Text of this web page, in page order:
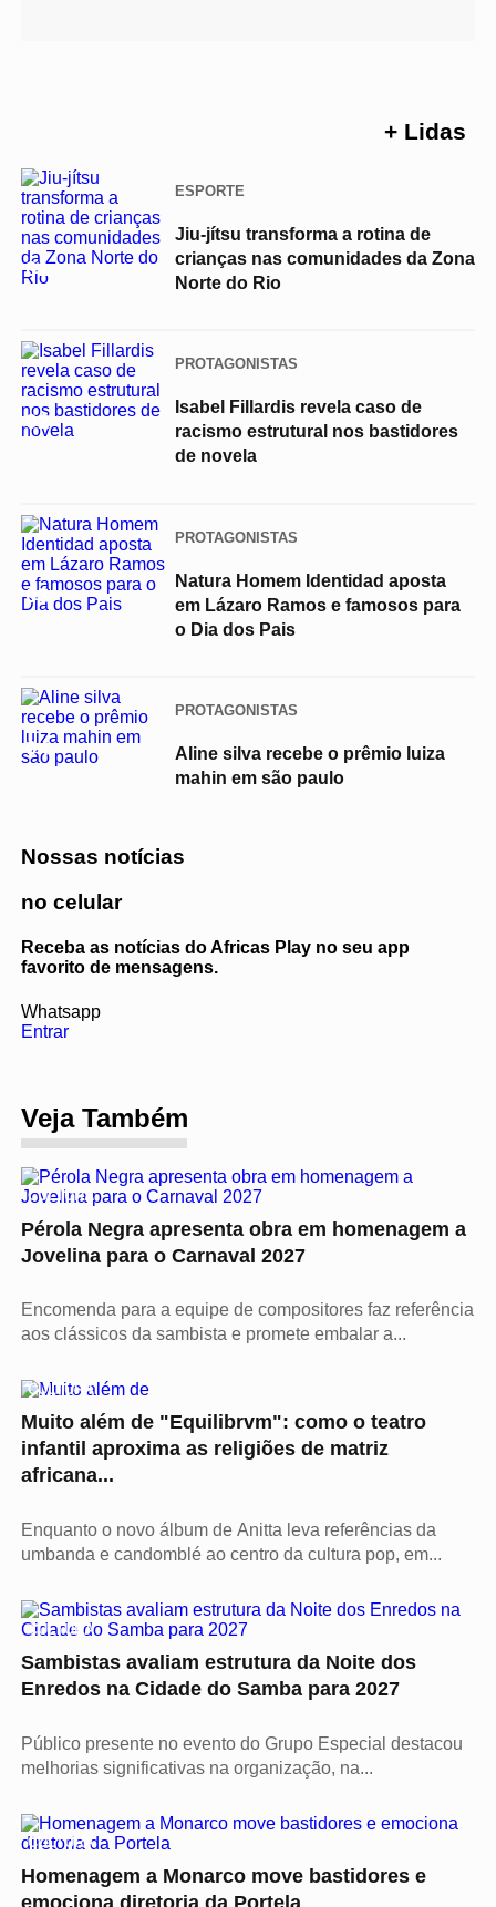
+ Lidas
01
ESPORTE
Jiu-jítsu transforma a rotina de
crianças nas comunidades da Zona
Norte do Rio
02
PROTAGONISTAS
Isabel Fillardis revela caso de
racismo estrutural nos bastidores
de novela
03
PROTAGONISTAS
Natura Homem Identidad aposta
em Lázaro Ramos e famosos para
o Dia dos Pais
04
PROTAGONISTAS
Aline silva recebe o prêmio luiza
mahin em são paulo
Nossas notícias
no celular
Receba as notícias do Africas Play no seu app
favorito de mensagens.
Whatsapp
Entrar
Veja Também
CULTURA
Pérola Negra apresenta obra em homenagem a
Jovelina para o Carnaval 2027
Encomenda para a equipe de compositores faz referência
aos clássicos da sambista e promete embalar a...
CULTURA
Muito além de "Equilibrvm": como o teatro
infantil aproxima as religiões de matriz
africana...
Enquanto o novo álbum de Anitta leva referências da
umbanda e candomblé ao centro da cultura pop, em...
CULTURA
Sambistas avaliam estrutura da Noite dos
Enredos na Cidade do Samba para 2027
Público presente no evento do Grupo Especial destacou
melhorias significativas na organização, na...
CULTURA
Homenagem a Monarco move bastidores e
emociona diretoria da Portela